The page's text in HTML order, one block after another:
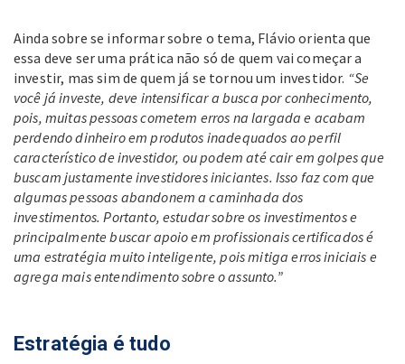
Ainda sobre se informar sobre o tema, Flávio orienta que
essa deve ser uma prática não só de quem vai começar a
investir, mas sim de quem já se tornou um investidor. “Se
você já investe, deve intensificar a busca por conhecimento,
pois, muitas pessoas cometem erros na largada e acabam
perdendo dinheiro em produtos inadequados ao perfil
característico de investidor, ou podem até cair em golpes que
buscam justamente investidores iniciantes. Isso faz com que
algumas pessoas abandonem a caminhada dos
investimentos. Portanto, estudar sobre os investimentos e
principalmente buscar apoio em profissionais certificados é
uma estratégia muito inteligente, pois mitiga erros iniciais e
agrega mais entendimento sobre o assunto.”
Estratégia é tudo